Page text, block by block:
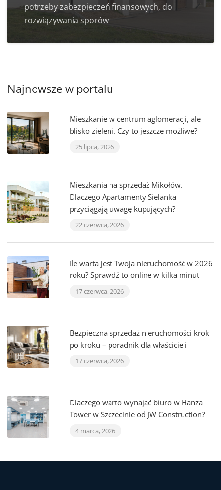
potrzeby zabezpieczeń finansowych, do
rozwiązywania sporów
Najnowsze w portalu
Mieszkanie w centrum aglomeracji, ale
blisko zieleni. Czy to jeszcze możliwe?
25 lipca, 2026
Mieszkania na sprzedaż Mikołów.
Dlaczego Apartamenty Sielanka
przyciągają uwagę kupujących?
22 czerwca, 2026
Ile warta jest Twoja nieruchomość w 2026
roku? Sprawdź to online w kilka minut
17 czerwca, 2026
Bezpieczna sprzedaż nieruchomości krok
po kroku – poradnik dla właścicieli
17 czerwca, 2026
Dlaczego warto wynająć biuro w Hanza
Tower w Szczecinie od JW Construction?
4 marca, 2026